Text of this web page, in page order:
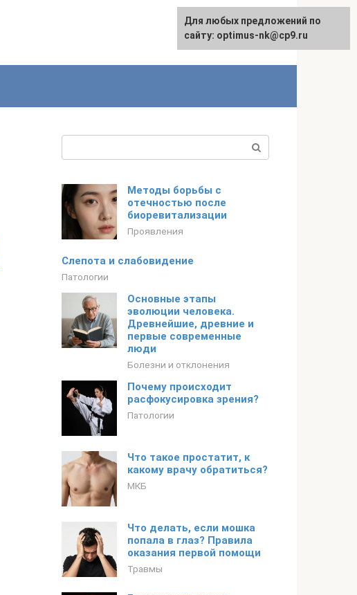
English
Методы борьбы с
отечностью после
биоревитализации
Проявления
Слепота и слабовидение
Патологии
Основные этапы
эволюции человека.
Древнейшие, древние и
первые современные
люди
Болезни и отклонения
Почему происходит
расфокусировка зрения?
Патологии
Что такое простатит, к
какому врачу обратиться?
МКБ
Что делать, если мошка
попала в глаз? Правила
оказания первой помощи
Травмы
Для любых предложений по
сайту: optimus-nk@cp9.ru